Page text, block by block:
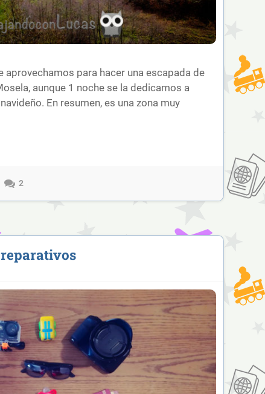
aprovechamos para hacer una escapada de
aunque 1 noche se la dedicamos a
En resumen, es una zona muy
2